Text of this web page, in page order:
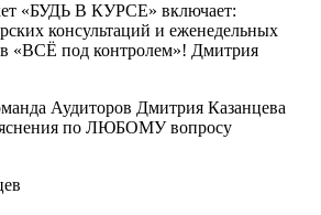
«БУДЬ В КУРСЕ» включает:
консультаций и еженедельных
«ВСЁ под контролем»! Дмитрия
Аудиторов Дмитрия Казанцева
по ЛЮБОМУ вопросу